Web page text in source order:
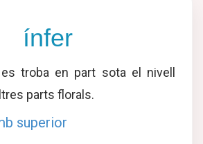
ínfer
troba en part sota el nivell
parts florals.
superior